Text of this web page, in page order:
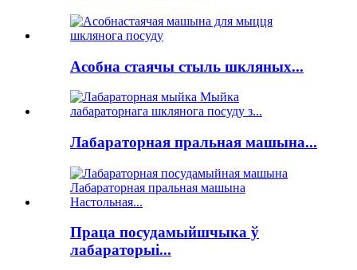
Асобна стаячы стыль шкляных...
Лабараторная пральная машына...
Праца посудамыйшчыка ў
лабараторыі...